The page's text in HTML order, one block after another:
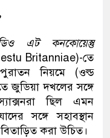
এট কনকোয়েস্তু
Britanniae)-তে
পুরাতন নিয়মে (ওল্ড
জুডিয়া দখলের সঙ্গে
ছিল এমন
সঙ্গে সহাবস্থান
করা উচিত।